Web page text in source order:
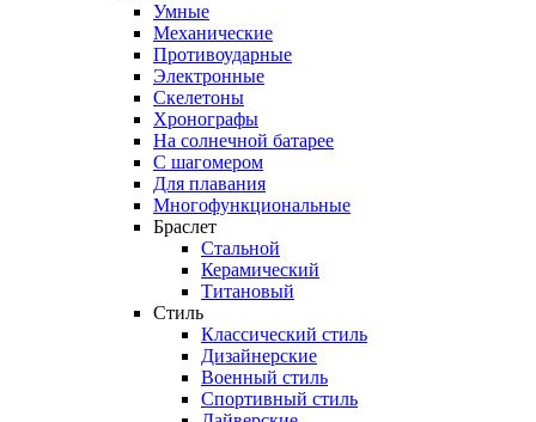
Умные
Механические
Противоударные
Электронные
Скелетоны
Хронографы
На солнечной батарее
С шагомером
Для плавания
Многофункциональные
Браслет
Стальной
Керамический
Титановый
Стиль
Классический стиль
Дизайнерские
Военный стиль
Спортивный стиль